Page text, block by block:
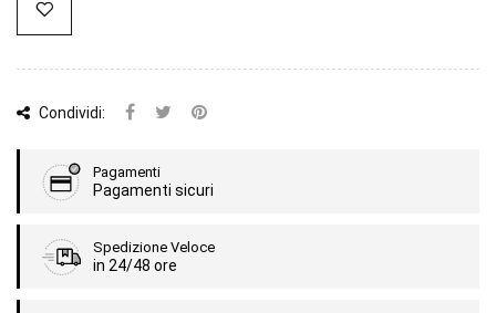
Condividi:
Pagamenti
Pagamenti sicuri
Spedizione Veloce
in 24/48 ore